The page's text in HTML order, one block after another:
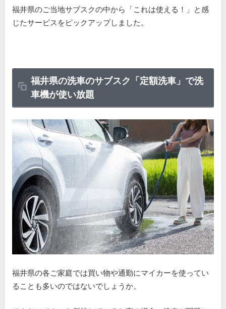
福井県のご当地サブスクの中から「これは使える！」と感
じたサービスをピックアップしました。
福井県の洗車のサブスク「定額洗車」で洗
車機が使い放題
福井県の各ご家庭では買い物や通勤にマイカーを使ってい
ることも多いのではないでしょうか。